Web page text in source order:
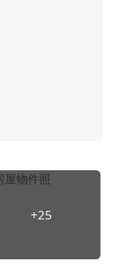
+25